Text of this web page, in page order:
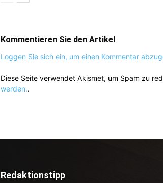
Kommentieren Sie den Artikel
Loggen Sie sich ein, um einen Kommentar
Diese Seite verwendet Akismet, um Spam zu
werden..
Redaktionstipp